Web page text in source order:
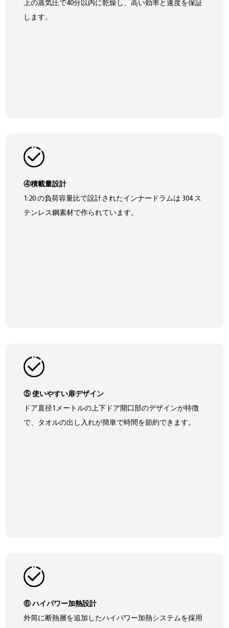
上の蒸気圧で40分以内に乾燥し、高い効率と速度を保証
します。
④積載量設計
1:20 の負荷容量比で設計されたインナードラムは 304 ス
テンレス鋼素材で作られています。
⑤ 使いやすい扉デザイン
ドア直径1メートルの上下ドア開口部のデザインが特徴
で、タオルの出し入れが簡単で時間を節約できます。
⑥ ハイパワー加熱設計
外筒に断熱層を追加したハイパワー加熱システムを採用